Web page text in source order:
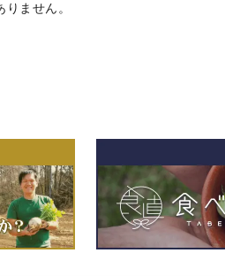
ません。